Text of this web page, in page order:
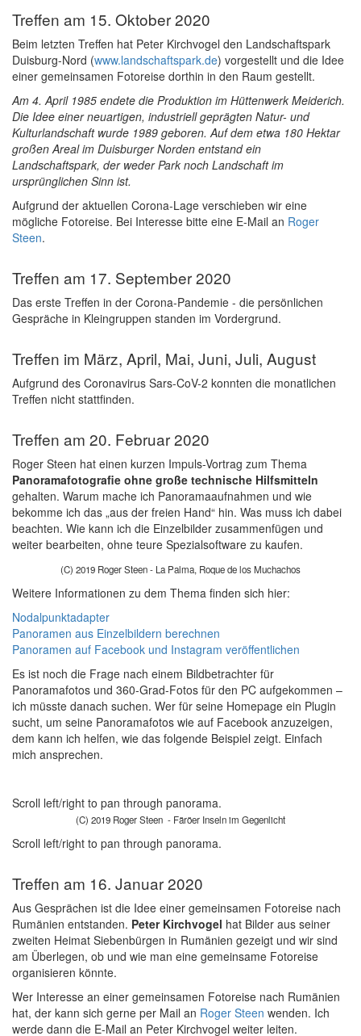
Treffen am 15. Oktober 2020
Beim letzten Treffen hat Peter Kirchvogel den Landschaftspark
Duisburg-Nord (www.landschaftspark.de) vorgestellt und die Idee
einer gemeinsamen Fotoreise dorthin in den Raum gestellt.
Am 4. April 1985 endete die Produktion im Hüttenwerk Meiderich.
Die Idee einer neuartigen, industriell geprägten Natur- und
Kulturlandschaft wurde 1989 geboren. Auf dem etwa 180 Hektar
großen Areal im Duisburger Norden entstand ein
Landschaftspark, der weder Park noch Landschaft im
ursprünglichen Sinn ist.
Aufgrund der aktuellen Corona-Lage verschieben wir eine
mögliche Fotoreise. Bei Interesse bitte eine E-Mail an Roger
Steen.
Treffen am 17. September 2020
Das erste Treffen in der Corona-Pandemie - die persönlichen
Gespräche in Kleingruppen standen im Vordergrund.
Treffen im März, April, Mai, Juni, Juli, August
Aufgrund des Coronavirus Sars-CoV-2 konnten die monatlichen
Treffen nicht stattfinden.
Treffen am 20. Februar 2020
Roger Steen hat einen kurzen Impuls-Vortrag zum Thema
Panoramafotografie ohne große technische Hilfsmitteln
gehalten. Warum mache ich Panoramaaufnahmen und wie
bekomme ich das „aus der freien Hand“ hin. Was muss ich dabei
beachten. Wie kann ich die Einzelbilder zusammenfügen und
weiter bearbeiten, ohne teure Spezialsoftware zu kaufen.
(C) 2019 Roger Steen - La Palma, Roque de los Muchachos
Weitere Informationen zu dem Thema finden sich hier:
Nodalpunktadapter
Panoramen aus Einzelbildern berechnen
Panoramen auf Facebook und Instagram veröffentlichen
Es ist noch die Frage nach einem Bildbetrachter für
Panoramafotos und 360-Grad-Fotos für den PC aufgekommen –
ich müsste danach suchen. Wer für seine Homepage ein Plugin
sucht, um seine Panoramafotos wie auf Facebook anzuzeigen,
dem kann ich helfen, wie das folgende Beispiel zeigt. Einfach
mich ansprechen.
Scroll left/right to pan through panorama.
(C) 2019 Roger Steen - Färöer Inseln im Gegenlicht
Scroll left/right to pan through panorama.
Treffen am 16. Januar 2020
Aus Gesprächen ist die Idee einer gemeinsamen Fotoreise nach
Rumänien entstanden. Peter Kirchvogel hat Bilder aus seiner
zweiten Heimat Siebenbürgen in Rumänien gezeigt und wir sind
am Überlegen, ob und wie man eine gemeinsame Fotoreise
organisieren könnte.
Wer Interesse an einer gemeinsamen Fotoreise nach Rumänien
hat, der kann sich gerne per Mail an Roger Steen wenden. Ich
werde dann die E-Mail an Peter Kirchvogel weiter leiten.